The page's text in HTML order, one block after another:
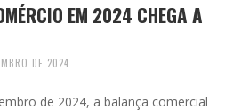
EM 2024 CHEGA A
DE 2024
de 2024, a balança comercial